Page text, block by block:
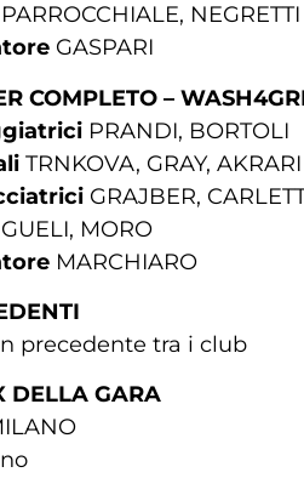
PARROCCHIALE, NEGRETTI
GASPARI
COMPLETO –
PRANDI, BORTOLI
TRNKOVA, GRAY, AKRARI
GRAJBER,
GUELI, MORO
MARCHIARO
precedente tra i club
DELLA GARA